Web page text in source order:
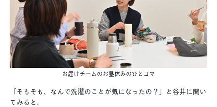
お届けチームのお昼休みのひとコマ
「そもそも、なんで洗濯のことが気になったの？」と谷井に聞い
てみると、